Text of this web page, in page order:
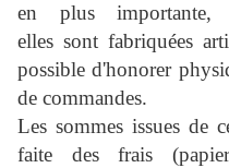
en plus
elles sont fabriquées
possible d'honorer
de commandes.
Les sommes issues de
faite des frais